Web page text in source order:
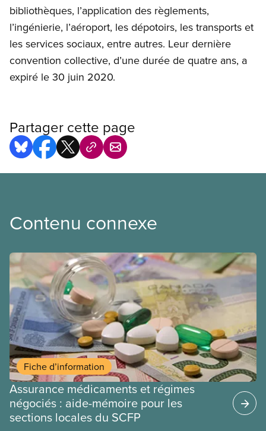
bibliothèques, l’application des règlements,
l’ingénierie, l’aéroport, les dépotoirs, les transports et
les services sociaux, entre autres. Leur dernière
convention collective, d’une durée de quatre ans, a
expiré le 30 juin 2020.
Partager cette page
Contenu connexe
Fiche d’information
Assurance médicaments et régimes
négociés : aide-mémoire pour les
sections locales du SCFP